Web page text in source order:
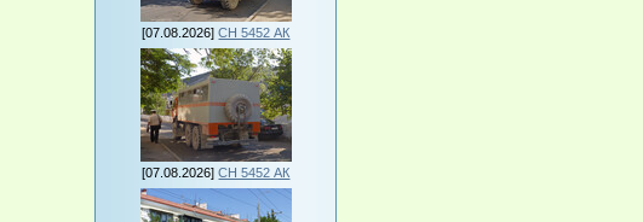
[07.08.2026]СН 5452 АК
[07.08.2026]СН 5452 АК